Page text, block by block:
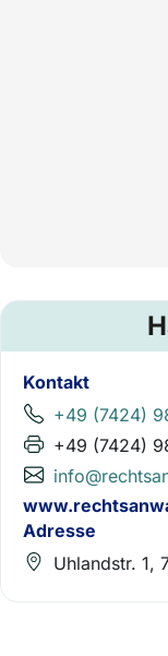
Kontakt
+49 (7424)
+49 (7424)
Adresse
Uhlandstr. 1,